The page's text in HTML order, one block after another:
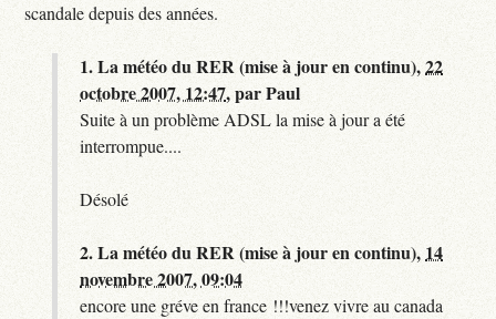
scandale depuis des années.
1.La météo du RER (mise à jour en continu),22
octobre 2007, 12:47,parPaul
Suite à un problème ADSL la mise à jour a été
interrompue....
Désolé
2.La météo du RER (mise à jour en continu), 14
novembre 2007, 09:04
encore une gréve en france !!!venez vivre au canada